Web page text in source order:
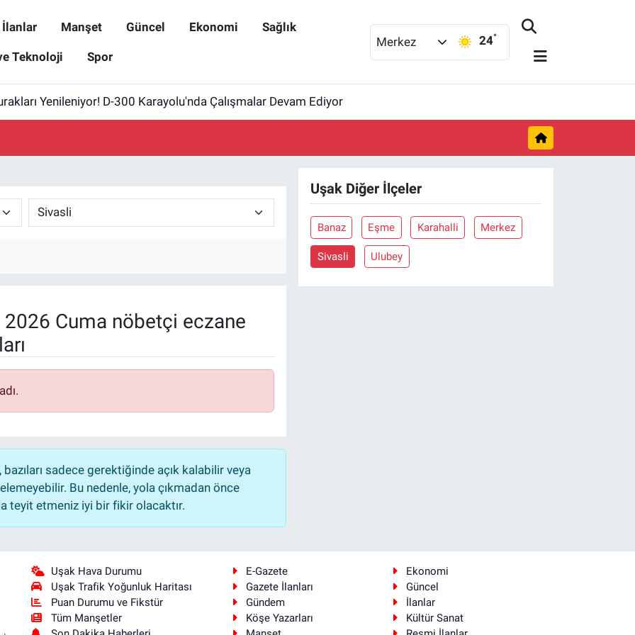
İlanlar Manşet Güncel Ekonomi Sağlık
Teknoloji Spor
Merkez 24°
Yenileniyor! D-300 Karayolu'nda Çalışmalar Devam Ediyor
Cuma nöbetçi eczane
sadece gerektiğinde açık kalabilir veya
Bu nedenle, yola çıkmadan önce
teyit etmeniz iyi bir fikir olacaktır.
Uşak Diğer İlçeler
Banaz Eşme Karahalli Merkez
Sivasli Ulubey
Uşak Hava Durumu
Uşak Trafik Yoğunluk Haritası
Puan Durumu ve Fikstür
Tüm Manşetler
E-Gazete
Ekonomi
Gazete İlanları
Güncel
Gündem
İlanlar
Köşe Yazarları
Kültür Sanat